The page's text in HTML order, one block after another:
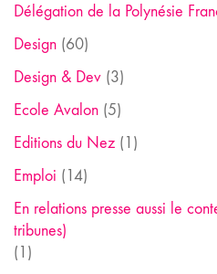
Délégation de la Polynésie
Design (60)
Design & Dev (3)
Ecole Avalon (5)
Editions du Nez (1)
Emploi (14)
En relations presse aussi le
tribunes)
(1)